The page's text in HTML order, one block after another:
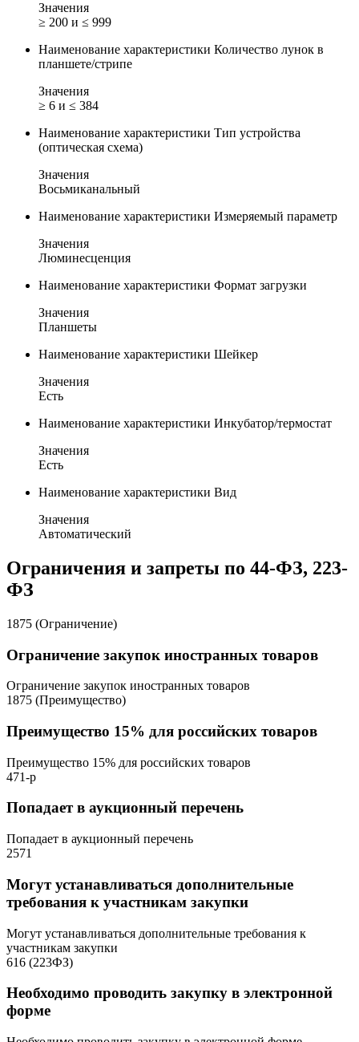
Значения
≥ 200 и ≤ 999
Наименование характеристики Количество лунок в
планшете/стрипе
Значения
≥ 6 и ≤ 384
Наименование характеристики Тип устройства
(оптическая схема)
Значения
Восьмиканальный
Наименование характеристики Измеряемый параметр
Значения
Люминесценция
Наименование характеристики Формат загрузки
Значения
Планшеты
Наименование характеристики Шейкер
Значения
Есть
Наименование характеристики Инкубатор/термостат
Значения
Есть
Наименование характеристики Вид
Значения
Автоматический
Ограничения и запреты по 44-ФЗ, 223-
ФЗ
1875 (Ограничение)
Ограничение закупок иностранных товаров
Ограничение закупок иностранных товаров
1875 (Преимущество)
Преимущество 15% для российских товаров
Преимущество 15% для российских товаров
471-р
Попадает в аукционный перечень
Попадает в аукционный перечень
2571
Могут устанавливаться дополнительные
требования к участникам закупки
Могут устанавливаться дополнительные требования к
участникам закупки
616 (223ФЗ)
Необходимо проводить закупку в электронной
форме